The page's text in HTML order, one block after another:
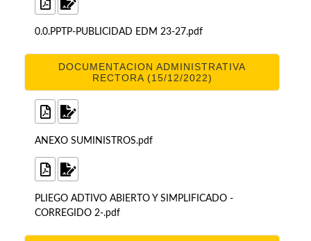
0.0.PPTP-PUBLICIDAD EDM 23-27.pdf
DOCUMENTACION ADMINISTRATIVA
RECTORA (15/12/2022)
ANEXO SUMINISTROS.pdf
PLIEGO ADTIVO ABIERTO Y SIMPLIFICADO -
CORREGIDO 2-.pdf